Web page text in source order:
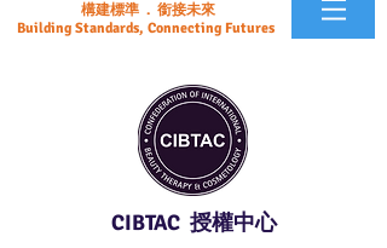
構建標準 . 銜接未來
Building Standards, Connecting Futures
CIBTAC 授權中心